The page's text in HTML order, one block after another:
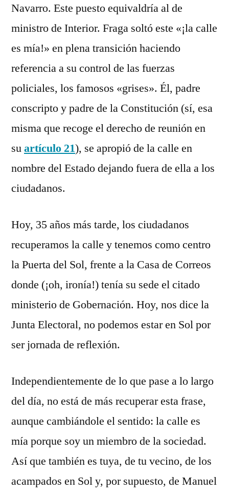
Navarro. Este puesto equivaldría al de
ministro de Interior. Fraga soltó este «¡la calle
es mía!» en plena transición haciendo
referencia a su control de las fuerzas
policiales, los famosos «grises». Él, padre
conscripto y padre de la Constitución (sí, esa
misma que recoge el derecho de reunión en
suartículo 21), se apropió de la calle en
nombre del Estado dejando fuera de ella a los
ciudadanos.
Hoy, 35 años más tarde, los ciudadanos
recuperamos la calle y tenemos como centro
la Puerta del Sol, frente a la Casa de Correos
donde (¡oh, ironía!) tenía su sede el citado
ministerio de Gobernación. Hoy, nos dice la
Junta Electoral, no podemos estar en Sol por
ser jornada de reflexión.
Independientemente de lo que pase a lo largo
del día, no está de más recuperar esta frase,
aunque cambiándole el sentido: la calle es
mía porque soy un miembro de la sociedad.
Así que también es tuya, de tu vecino, de los
acampados en Sol y, por supuesto, de Manuel